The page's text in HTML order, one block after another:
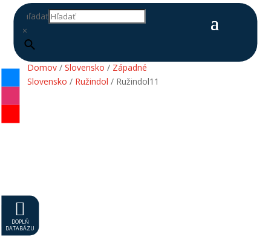
Hľadať
×

DOPLŇ
DATABÁZU
Domov/ Slovensko / Západné
Slovensko / Ružindol / Ružindol11